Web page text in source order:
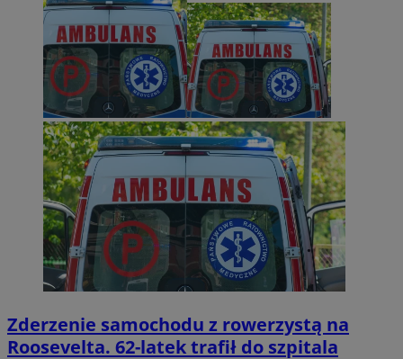
Zderzenie samochodu z rowerzystą na
Roosevelta. 62-latek trafił do szpitala